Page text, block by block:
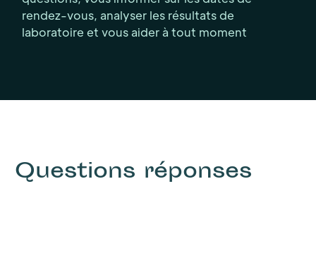
rendez-vous, analyser les résultats de
laboratoire et vous aider à tout moment
Questions réponses